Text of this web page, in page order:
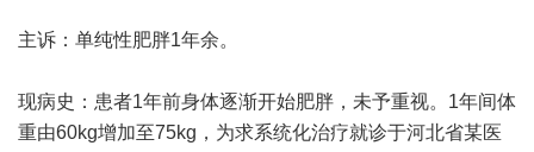
主诉：单纯性肥胖1年余。
现病史：患者1年前身体逐渐开始肥胖，未予重视。1年间体
重由60kg增加至75kg，为求系统化治疗就诊于河北省某医